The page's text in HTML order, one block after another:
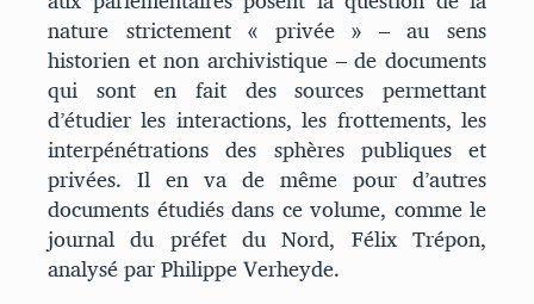
nature strictement « privée » – au sens
historien et non archivistique – de documents
qui sont en fait des sources permettant
d’étudier les interactions, les frottements, les
interpénétrations des sphères publiques et
privées. Il en va de même pour d’autres
documents étudiés dans ce volume, comme le
journal du préfet du Nord, Félix Trépon,
analysé par Philippe Verheyde.